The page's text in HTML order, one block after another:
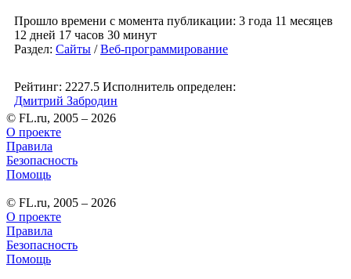
Прошло времени с момента публикации: 3 года 11 месяцев
12 дней 17 часов 30 минут
Раздел: Сайты /Веб-программирование
Рейтинг: 2227.5 Исполнитель определен:
Дмитрий Забродин
© FL.ru, 2005 – 2026
О проекте
Правила
Безопасность
Помощь
© FL.ru, 2005 – 2026
О проекте
Правила
Безопасность
Помощь